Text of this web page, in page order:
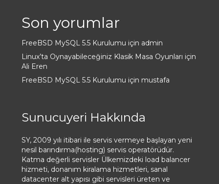
Son yorumlar
FreeBSD MySQL 5.5 Kurulumu için admin
Linux’ta Oynayabileceğiniz Klasik Masa Oyunları için
Ali Eren
FreeBSD MySQL 5.5 Kurulumu için mustafa
Sunucuyeri Hakkında
SY, 2009 yılı itibari ile servis vermeye başlayan yeni
nesil barındırma(hosting) servis operatörüdür.
Katma değerli servisler Ülkemizdeki load balancer
hizmeti, donanım kiralama hizmetleri, sanal
datacenter alt yapısı gibi servisleri üreten ve